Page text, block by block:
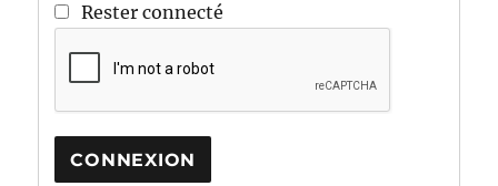
Rester connecté
CONNEXION